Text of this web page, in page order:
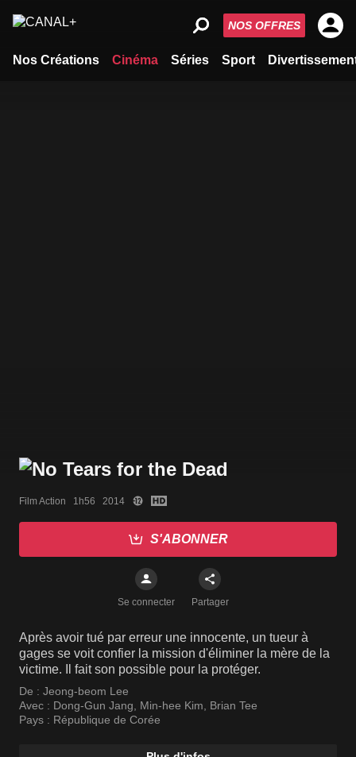
Nos Créations Cinéma Séries Sport
NOS OFFRES
Film Action   1h56   2014
S'ABONNER
Se connecter Partager
Après avoir tué par erreur une innocente, un tueur à
gages se voit confier la mission d'éliminer la mère de la
victime. Il fait son possible pour la protéger.
De : Jeong-beom Lee
Avec : Dong-Gun Jang, Min-hee Kim, Brian Tee
Pays : République de Corée